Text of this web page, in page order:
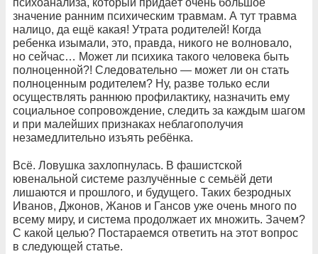
психоанализа, который придаёт очень большое
значение ранним психическим травмам. А тут травма
налицо, да ещё какая! Утрата родителей! Когда
ребенка изымали, это, правда, никого не волновало,
но сейчас… Может ли психика такого человека быть
полноценной?! Следовательно — может ли он стать
полноценным родителем? Ну, разве только если
осуществлять раннюю профилактику, назначить ему
социальное сопровождение, следить за каждым шагом
и при малейших признаках неблагополучия
незамедлительно изъять ребёнка.
Всё. Ловушка захлопнулась. В фашистской
ювенальной системе разлучённые с семьёй дети
лишаются и прошлого, и будущего. Таких безродных
Иванов, Джонов, Жанов и Гансов уже очень много по
всему миру, и система продолжает их множить. Зачем?
С какой целью? Постараемся ответить на этот вопрос
в следующей статье.